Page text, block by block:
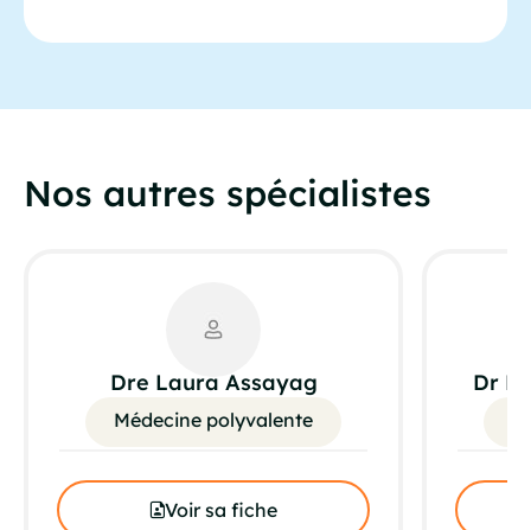
Nos autres spécialistes
Dre Laura Assayag
Médecine polyvalente
Voir sa fiche
Dr